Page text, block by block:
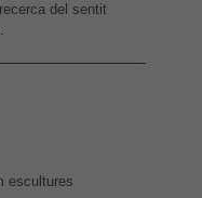
del sentit
escultures